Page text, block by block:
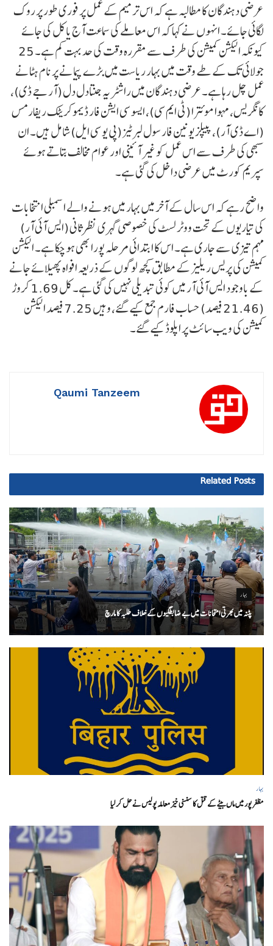
عرضی دہندگان کا مطالبہ ہے کہ اس ترمیم کے عمل پر فوری طور پر روک
لگائی جائے۔ انہوں نے کہا کہ اس معاملے کی سماعت آج یا کل کی جائے
کیونکہ الیکشن کمیشن کی طرف سے مقررہ وقت کی حد بہت کم ہے۔ 25
جولائی تک کے طے وقت میں بہار ریاست میں بڑے پیمانے پر نام ہٹانے
عمل چل رہا ہے۔عرضی دہندگان میں راشٹریہ جنتادل دل (آر جے ڈی)،
کانگریس، مہوا موئترا (ٹی ایم سی)، ایسو سی ایشن فار ڈیموکریٹک ریفارمس
(اے ڈی آر)، پیپلز یونین فار سول لبرٹیز (پی یو سی ایل) شامل ہیں۔ ان
سبھی کی طرف سے اس عمل کو غیر آئینی اور عوام مخالف بتاتے ہوئے
سپریم کورٹ میں عرضی داخل کی گئی ہے۔
واضح رہے کہ اس سال کے آخر میں بہار میں ہونے والے اسمبلی انتخابات
کی تیاریوں کے تحت ووٹر لسٹ کی خصوصی گہری نظرثانی (ایس آئی آر)
مہم تیزی سے جاری ہے۔ اس کا ابتدائی مرحلہ پورا بھی ہو چکا ہے۔ الیکشن
کمیشن کی پریس ریلیز کے مطابق کچھ لوگوں کے ذریعہ افواہ پھیلائے جانے
کے باوجود ایس آئی آر میں کوئی تبدیلی نہیں کی گئی ہے۔ کل 1.69 کروڑ
(21.46 فیصد) حساب فارم جمع کیے گئے، وہیں 7.25 فیصد الیکشن
کمیشن کی ویب سائٹ پر اپلوڈ کیے گئے۔
Qaumi Tanzeem
Related Posts
بہار
پٹنہ میں بھرتی امتحانات میں بے ضابطگیوں کے خلاف طلبہ کا مارچ
بہار
مظفر پور میں ماں بیٹے کے قتل کا سنسنی خیز معاملہ پولیس نے حل کر لیا